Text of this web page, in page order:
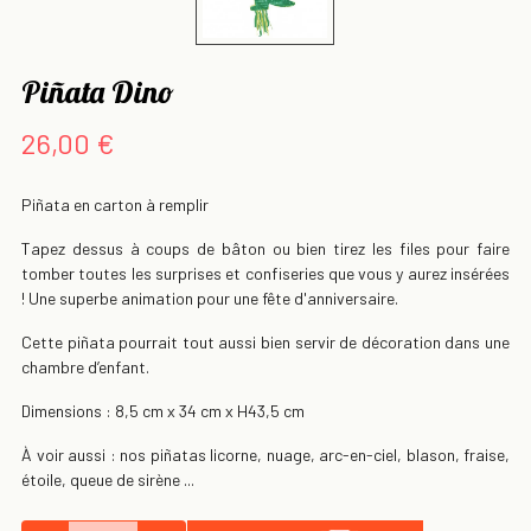
Piñata Dino
26,00 €
Piñata en carton à remplir
Tapez dessus à coups de bâton ou bien tirez les files pour faire
tomber toutes les surprises et confiseries que vous y aurez insérées
! Une superbe animation pour une fête d'anniversaire.
Cette piñata pourrait tout aussi bien servir de décoration dans une
chambre d’enfant.
Dimensions : 8,5 cm x 34 cm x H43,5 cm
À voir aussi : nos piñatas licorne, nuage, arc-en-ciel, blason, fraise,
étoile, queue de sirène ...